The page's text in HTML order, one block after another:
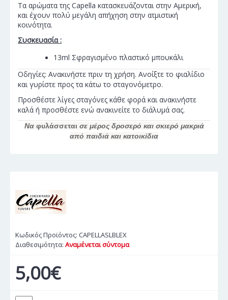
Τα αρώματα της Capella κατασκευάζονται στην Αμερική,
και έχουν πολύ μεγάλη απήχηση στην ατμιστική
κοινότητα.
Συσκευασία :
13ml Σφραγισμένο πλαστικό μπουκάλι
Οδηγίες: Ανακινήστε πριν τη χρήση. Ανοίξτε το φιαλίδιο
και γυρίστε προς τα κάτω το σταγονόμετρο.
Προσθέστε λίγες σταγόνες κάθε φορά και ανακινήστε
καλά ή προσθέστε ενώ ανακινείτε το διάλυμά σας.
Να φυλάσσεται σε μέρος δροσερό και σκιερό μακριά
από παιδιά και κατοικίδια
Κωδικός Προϊόντος: CAPELLASLBLEX
Διαθεσιμότητα: Αναμένεται σύντομα
5,00€